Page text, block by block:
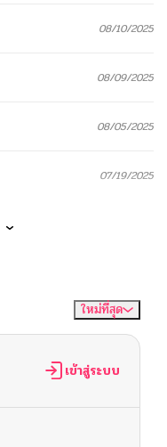
08/10/2025
08/09/2025
08/05/2025
07/19/2025
06/23/2025
06/23/2025
ใหม่ที่สุด
เข้าสู่ระบบ